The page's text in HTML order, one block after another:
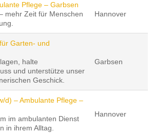
Pflege – Garbsen
mehr Zeit für Menschen
Hannover
Garten- und
halte
und unterstütze unser
Geschick.
Garbsen
d) – Ambulante Pflege –
im ambulanten Dienst
in ihrem Alltag.
Hannover